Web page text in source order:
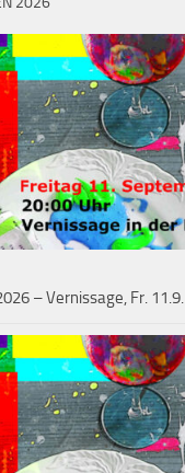
– Vernissage, Fr. 11.9.